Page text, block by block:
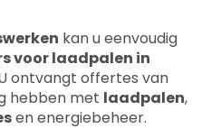
kan u eenvoudig
voor laadpalen in
ontvangt offertes van
hebben met laadpalen,
en energiebeheer.